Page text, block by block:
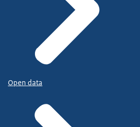
Open data